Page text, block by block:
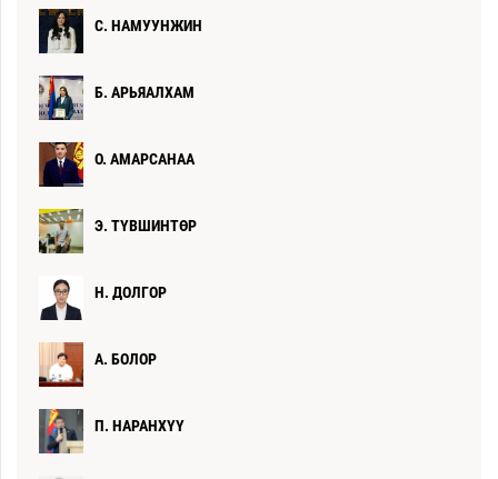
С. НАМУУНЖИН
Б. АРЬЯАЛХАМ
О. АМАРСАНАА
Э. ТҮВШИНТӨР
Н. ДОЛГОР
А. БОЛОР
П. НАРАНХҮҮ